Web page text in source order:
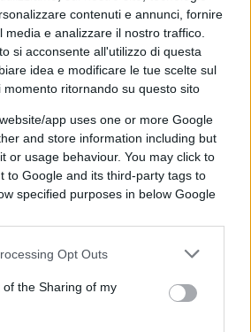
contenuti e annunci, fornire
media e analizzare il nostro traffico.
si acconsente all'utilizzo di questa
idea e modificare le tue scelte sul
momento ritornando su questo sito
app uses one or more Google
and store information including but
or usage behaviour. You may click to
to Google and its third-party tags to
specified purposes in below Google
Opt Outs
the Sharing of my
non significa che il gioco o le
la via più semplice per
probabilità di vincita media
dal Decreto Legge del 13
qualsiasi premio in
quello di un solo euro, ma
potrebbe erogare più
di trovare il maxi-bottino sul
acquistato in tabaccheria, in